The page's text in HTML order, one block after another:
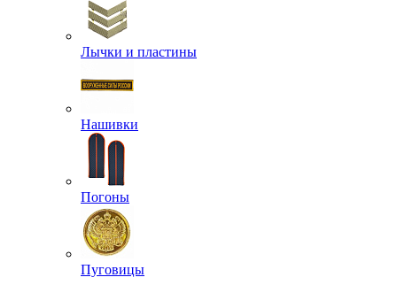
Лычки и пластины
Нашивки
Погоны
Пуговицы